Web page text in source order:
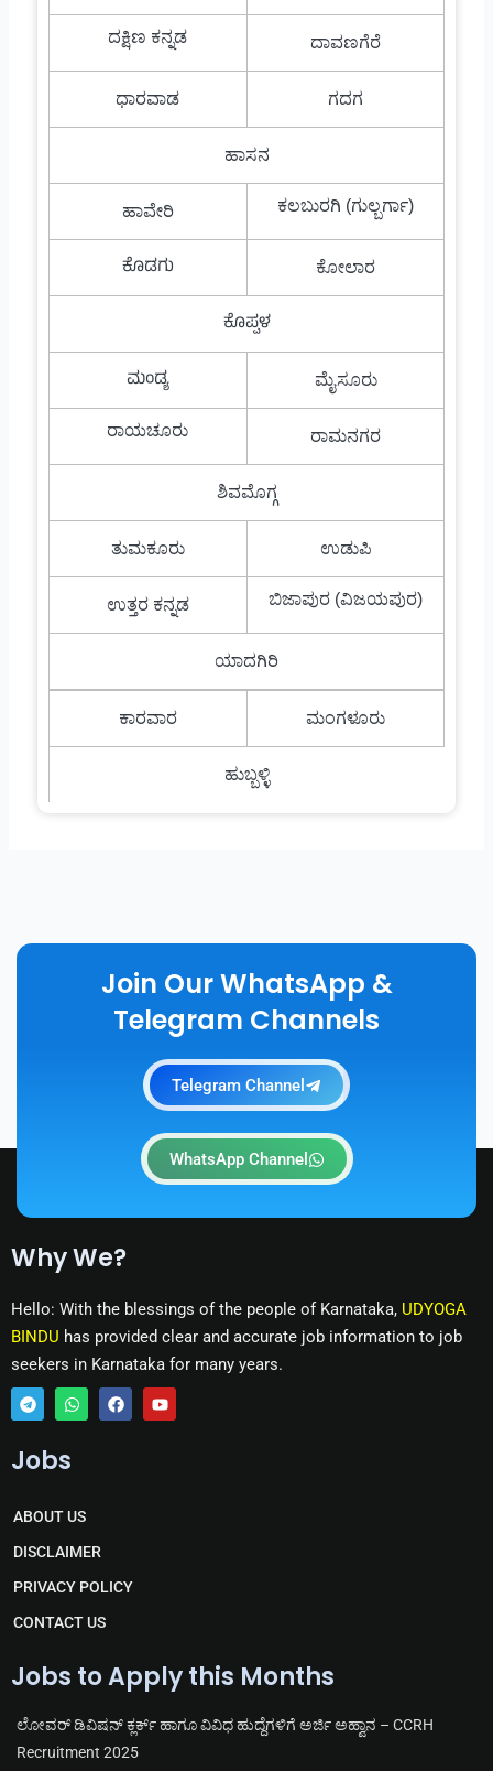
ದಕ್ಷಿಣ ಕನ್ನಡ ದಾವಣಗೆರೆ
ಧಾರವಾಡ ಗದಗ
ಹಾಸನ
ಹಾವೇರಿ ಕಲಬುರಗಿ (ಗುಲ್ಬರ್ಗಾ)
ಕೊಡಗು ಕೋಲಾರ
ಕೊಪ್ಪಳ
ಮಂಡ್ಯ
ಮೈಸೂರು
ರಾಯಚೂರು ರಾಮನಗರ
ಶಿವಮೊಗ್ಗ
ತುಮಕೂರು ಉಡುಪಿ
ಉತ್ತರ ಕನ್ನಡ ಬಿಜಾಪುರ (ವಿಜಯಪುರ)
ಯಾದಗಿರಿ
ಕಾರವಾರ ಮಂಗಳೂರು
ಹುಬ್ಬಳ್ಳಿ
Join Our WhatsApp &
Telegram Channels
Telegram Channel
WhatsApp Channel
Why We?
Hello: With the blessings of the people of Karnataka, UDYOGA
BINDU has provided clear and accurate job information to job
seekers in Karnataka for many years.
T
l
r
a
m
W
a
a
p
p
F Y
Jobs
ABOUT US
DISCLAIMER
PRIVACY POLICY
CONTACT US
Jobs to Apply this Months
ಲೋವರ್ ಡಿವಿಷನ್ ಕ್ಲರ್ಕ್ ಹಾಗೂ ವಿವಿಧ ಹುದ್ದೆಗಳಿಗೆ ಅರ್ಜಿ ಅಹ್ವಾನ – CCRH
Recruitment 2025